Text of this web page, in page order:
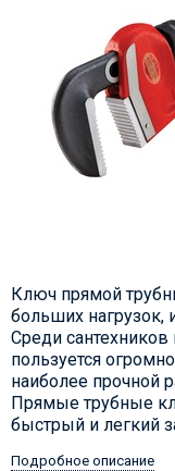
Ключ прямой
больших нагрузок,
Среди
пользуется
наиболее прочной
Прямые трубные
быстрый и легкий
Подробное описание